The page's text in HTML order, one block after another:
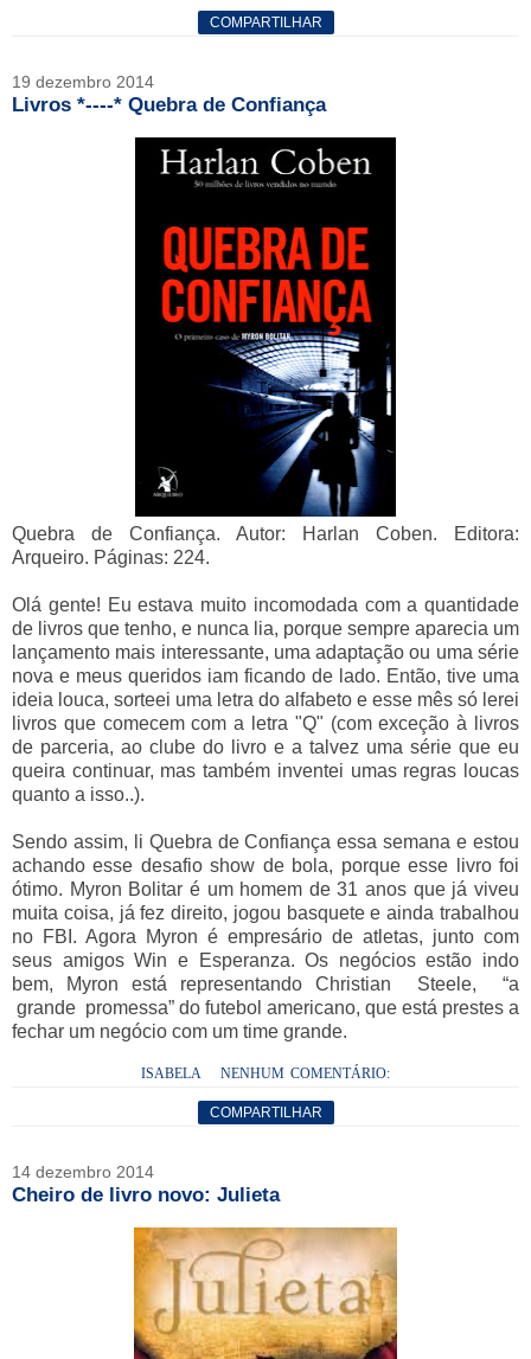
COMPARTILHAR
19 dezembro 2014
Livros *----* Quebra de Confiança
Quebra de Confiança. Autor: Harlan Coben. Editora:
Arqueiro. Páginas: 224.
Olá gente! Eu estava muito incomodada com a quantidade
de livros que tenho, e nunca lia, porque sempre aparecia um
lançamento mais interessante, uma adaptação ou uma série
nova e meus queridos iam ficando de lado. Então, tive uma
ideia louca, sorteei uma letra do alfabeto e esse mês só lerei
livros que comecem com a letra "Q" (com exceção à livros
de parceria, ao clube do livro e a talvez uma série que eu
queira continuar, mas também inventei umas regras loucas
quanto a isso..).
Sendo assim, li Quebra de Confiança essa semana e estou
achando esse desafio show de bola, porque esse livro foi
ótimo. Myron Bolitar é um homem de 31 anos que já viveu
muita coisa, já fez direito, jogou basquete e ainda trabalhou
no FBI. Agora Myron é empresário de atletas, junto com
seus amigos Win e Esperanza. Os negócios estão indo
bem, Myron está representando Christian Steele, “a
grande promessa” do futebol americano, que está prestes a
fechar um negócio com um time grande.
ISABELA NENHUM COMENTÁRIO:
COMPARTILHAR
14 dezembro 2014
Cheiro de livro novo: Julieta